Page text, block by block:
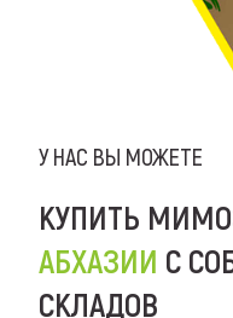
У НАС ВЫ МОЖЕТЕ
КУПИТЬ
АБХАЗИИ С
СКЛАДОВ